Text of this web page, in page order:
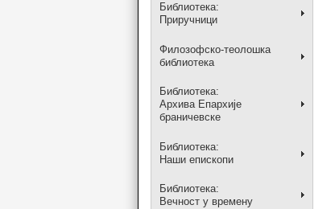
Библиотека:
Приручници
Филозофско-теолошка
библиотека
Библиотека:
Архива Епархије
браничевске
Библиотека:
Наши епископи
Библиотека:
Вечност у времену